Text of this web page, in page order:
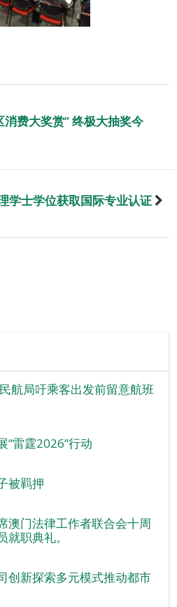
消费大奖赏” 终极大抽奖今
学士学位获取国际专业认证
航局吁乘客出发前留意航班
“雷霆2026”行动
被羁押
澳门法律工作者联合会十周
职典礼。
创新探索多元模式推动都市